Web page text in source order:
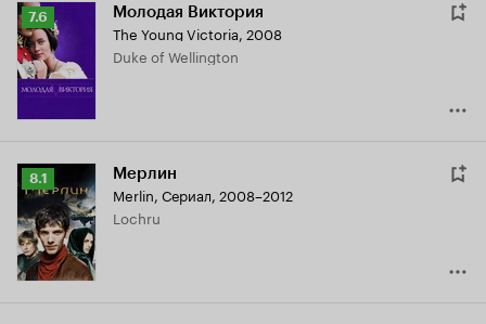
Рейтинг
Кинопоиска
7.6
7.6 Молодая Виктория
The Young Victoria, 2008
Duke of Wellington
Рейтинг
Кинопоиска
8.1
8.1 Мерлин
Merlin, Сериал, 2008–2012
Lochru